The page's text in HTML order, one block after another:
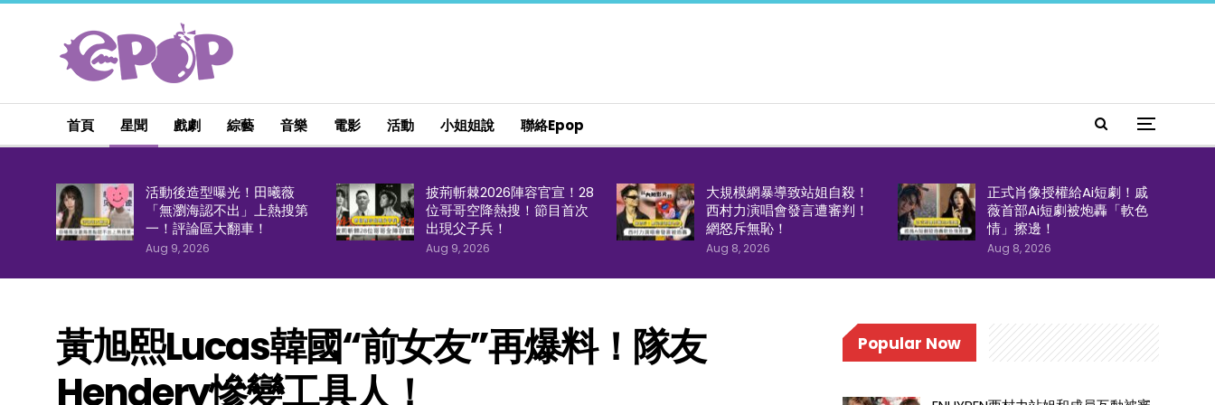
首頁 星聞 戲劇 綜藝 音樂 電影 活動 小姐姐說 聯絡epop
活動後造型曝光！田曦薇
「無瀏海認不出」上熱搜第
一！評論區大翻車！
Aug 9, 2026
披荊斬棘2026陣容官宣！28
位哥哥空降熱搜！節目首次
出現父子兵！
Aug 9, 2026
大規模網暴導致站姐自殺！
西村力演唱會發言遭審判！
網怒斥無恥！
Aug 8, 2026
正式肖像授權給Ai短劇！戚
薇首部Ai短劇被炮轟「軟色
情」擦邊！
Aug 8, 2026
黃旭熙Lucas韓國“前女友”再爆料！隊友
Hendery慘變工具人！
Popular Now